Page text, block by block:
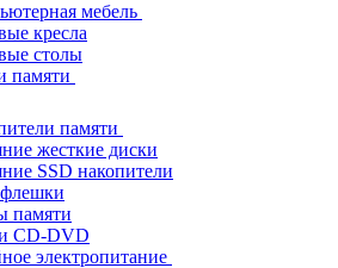
мебель
кресла
столы
памяти
памяти
жесткие диски
SSD накопители
памяти
CD-DVD
электропитание